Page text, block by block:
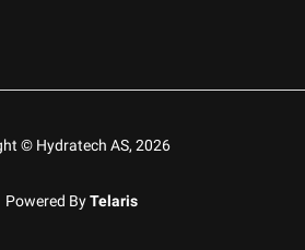
© Hydratech AS, 2026
Powered ByTelaris